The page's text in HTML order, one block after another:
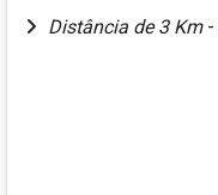
Distância de 3 Km -